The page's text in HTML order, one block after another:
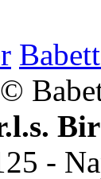
-